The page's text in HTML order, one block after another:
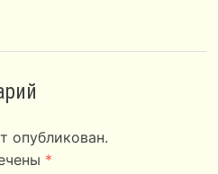
опубликован.
*